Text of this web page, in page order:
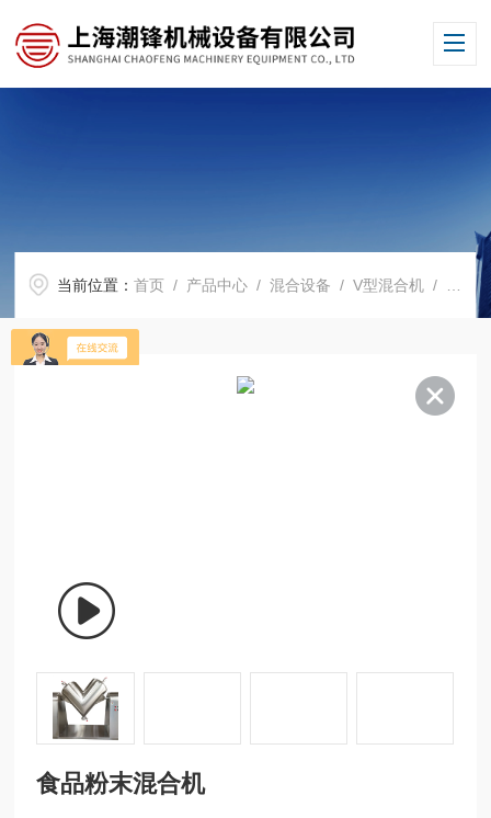
当前位置：首页 / 产品中心 /混合设备 /V型混合机 / CF-VMX-200食品粉末混合机
食品粉末混合机